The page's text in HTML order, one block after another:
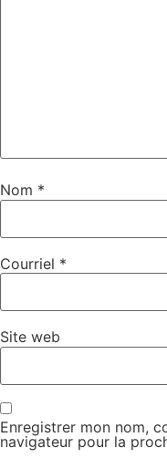
Nom *
Courriel *
Site web
Enregistrer mon nom,
navigateur pour la